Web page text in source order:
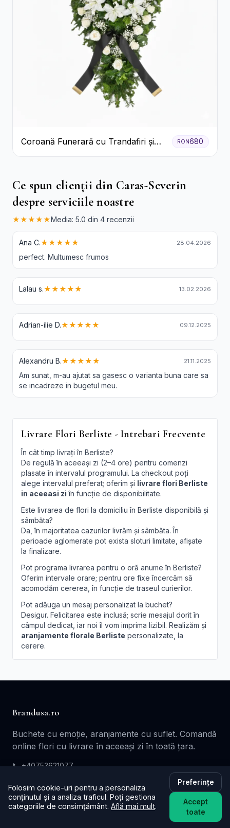
Coroană Funerară cu Trandafiri și
Crini
RON680
Ce spun clienții din Caras-Severin
despre serviciile noastre
★★★★★Media: 5.0 din 4 recenzii
Ana C.★★★★★ 28.04.2026
perfect. Multumesc frumos
Lalau s.★★★★★ 13.02.2026
Adrian-ilie D.★★★★★ 09.12.2025
Alexandru B.★★★★★ 21.11.2025
Am sunat, m-au ajutat sa gasesc o varianta buna care sa
se incadreze in bugetul meu.
Livrare Flori Berliste - Intrebari Frecvente
În cât timp livrați în Berliste?
De regulă în aceeași zi (2–4 ore) pentru comenzi
plasate în intervalul programului. La checkout poți
alege intervalul preferat; oferim și livrare flori Berliste
in aceeasi zi în funcție de disponibilitate.
Este livrarea de flori la domiciliu în Berliste disponibilă și
sâmbăta?
Da, în majoritatea cazurilor livrăm și sâmbăta. În
perioade aglomerate pot exista sloturi limitate, afișate
la finalizare.
Pot programa livrarea pentru o oră anume în Berliste?
Oferim intervale orare; pentru ore fixe încercăm să
acomodăm cererea, în funcție de traseul curierilor.
Pot adăuga un mesaj personalizat la buchet?
Desigur. Felicitarea este inclusă; scrie mesajul dorit în
câmpul dedicat, iar noi îl vom imprima lizibil. Realizăm și
aranjamente florale Berliste personalizate, la
cerere.
Brandusa.ro
Buchete cu emoție, aranjamente cu suflet. Comandă
online flori cu livrare în aceeași zi în toată țara.
📞+40753621077
Servicii
Folosim cookie-uri pentru a personaliza
conținutul și a analiza traficul. Poți gestiona
categoriile de consimțământ. Află mai mult.
Preferințe
Accept
toate